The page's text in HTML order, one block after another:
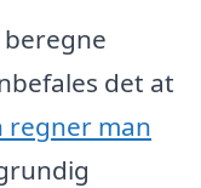
det at
regner man